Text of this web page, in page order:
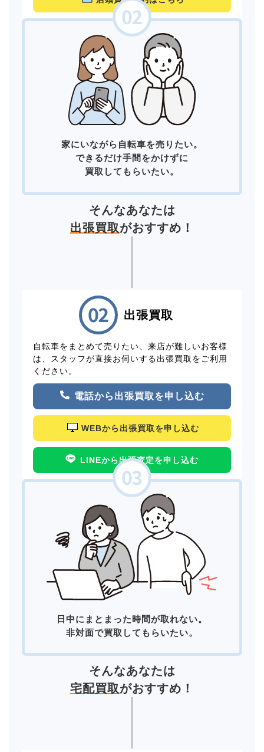
家にいながら自転車を売りたい。
できるだけ手間をかけずに
買取してもらいたい。
そんなあなたは
出張買取がおすすめ！
出張買取
自転車をまとめて売りたい、来店が難しいお客様
は、スタッフが直接お伺いする出張買取をご利用
ください。
電話から出張買取を申し込む
WEBから出張買取を申し込む
LINEから出張査定を申し込む
日中にまとまった時間が取れない。
非対面で買取してもらいたい。
そんなあなたは
宅配買取がおすすめ！